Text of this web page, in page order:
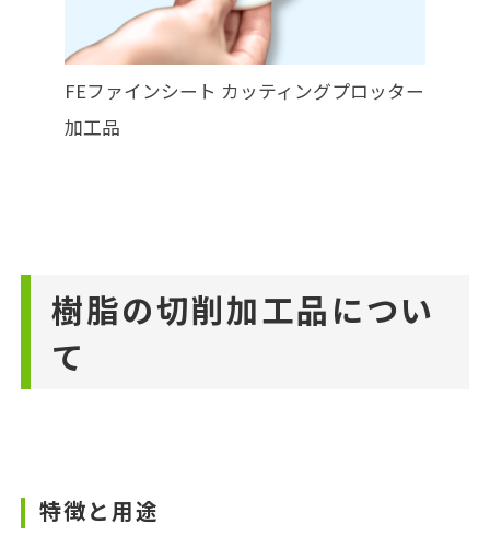
FEファインシート カッティングプロッター
加工品
樹脂の切削加工品につい
て
特徴と用途